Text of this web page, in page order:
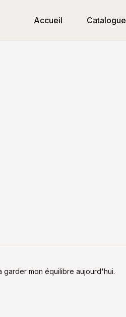
Accueil Catalogue
mon équilibre aujourd'hui.